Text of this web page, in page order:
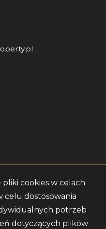
cookies w celach
celu dostosowania
potrzeb
dotyczących plików